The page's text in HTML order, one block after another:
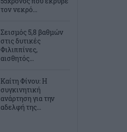
τον νεκρό...
Σεισμός 5,8 βαθμών
στις δυτικές
Φιλιππίνες,
αισθητός...
Καίτη Φίνου: Η
συγκινητική
ανάρτηση για την
αδελφή της...